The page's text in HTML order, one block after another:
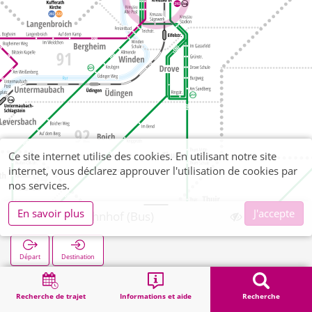
Recherche de trajet Informations et aide Recherche
Kreuzau Bahnhof (Bus)
Départ Destination
Démarrage Recherche Kreuzau Bahnhof (Bus)
Ce site internet utilise des cookies. En utilisant notre site
internet, vous déclarez approuver l'utilisation de cookies par
nos services.
En savoir plus
J'accepte